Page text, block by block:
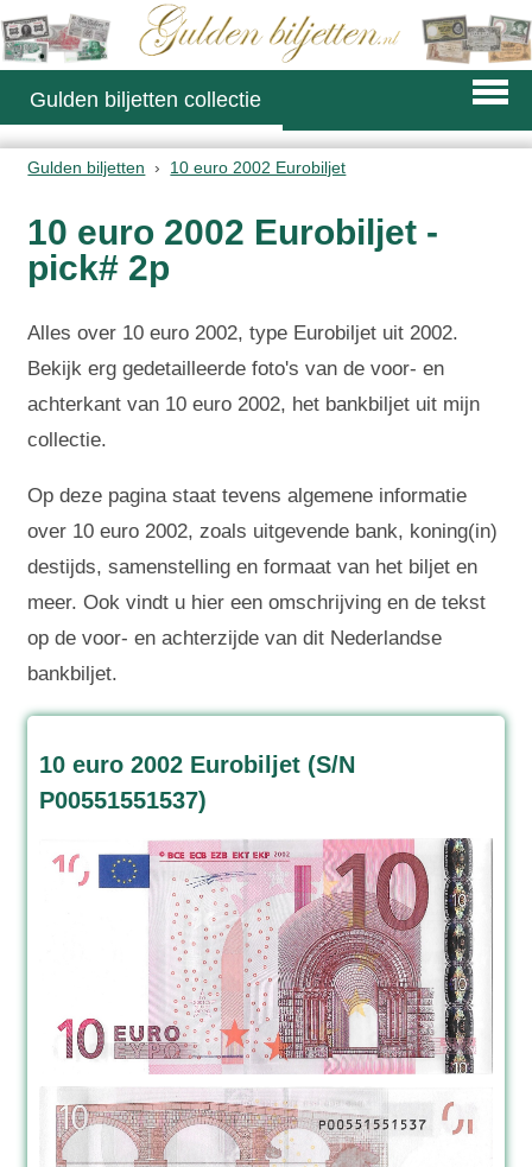
Gulden biljetten collectie
Gulden biljetten 10 euro 2002 Eurobiljet
10 euro 2002 Eurobiljet -
pick# 2p
Alles over 10 euro 2002, type Eurobiljet uit 2002.
Bekijk erg gedetailleerde foto's van de voor- en
achterkant van 10 euro 2002, het bankbiljet uit mijn
collectie.
Op deze pagina staat tevens algemene informatie
over 10 euro 2002, zoals uitgevende bank, koning(in)
destijds, samenstelling en formaat van het biljet en
meer. Ook vindt u hier een omschrijving en de tekst
op de voor- en achterzijde van dit Nederlandse
bankbiljet.
10 euro 2002 Eurobiljet (S/N
P00551551537)